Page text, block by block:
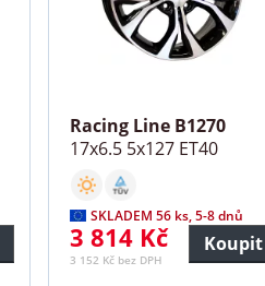
Racing Line B1270
17x6.5 5x127 ET40
SKLADEM 56 ks, 5-8 dnů
3 814 Kč
3 152 Kč bez DPH
Koupit